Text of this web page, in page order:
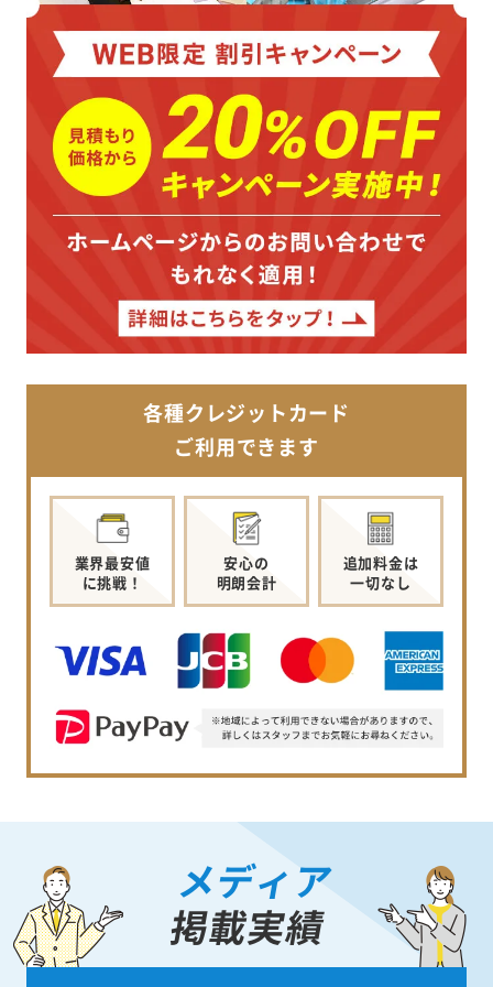
各種クレジットカード
ご利用できます
業界最安値
に挑戦！
安心の
明朗会計
追加料金は
一切なし
メディア
掲載実績